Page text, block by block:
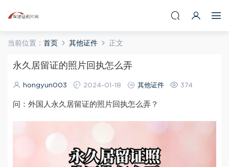
当前位置： 首页 其他证件 正文
永久居留证的照片回执怎么弄
hongyun003 2024-01-18 其他证件 374
问：外国人永久居留证的照片回执怎么弄？